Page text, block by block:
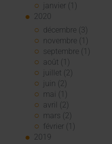
janvier (1)
2020
décembre (3)
novembre (1)
septembre (1)
août (1)
juillet (2)
juin (2)
mai (1)
avril (2)
mars (2)
février (1)
2019